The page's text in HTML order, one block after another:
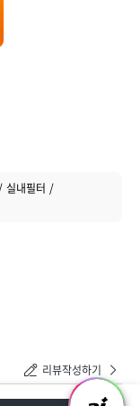
실내필터
리뷰작성하기
등록하기